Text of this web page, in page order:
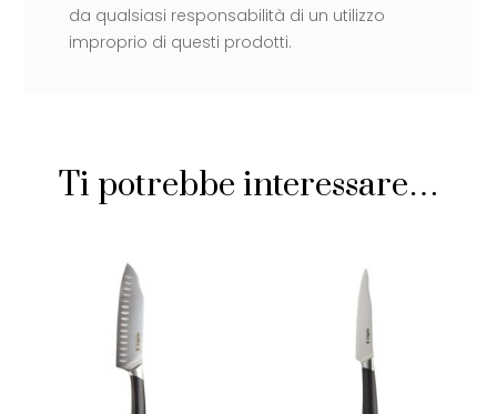
da qualsiasi responsabilità di un utilizzo
improprio di questi prodotti.
Ti potrebbe interessare…